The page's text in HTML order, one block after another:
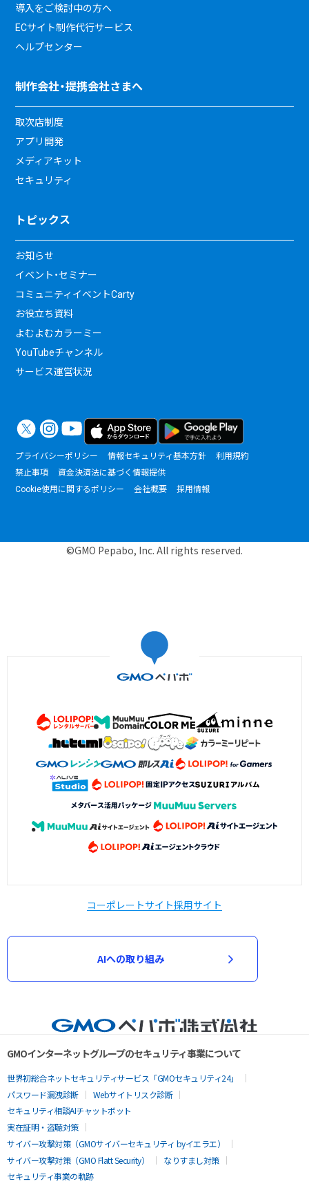
導入をご検討中の方へ
ECサイト制作代行サービス
ヘルプセンター
制作会社・提携会社さまへ
取次店制度
アプリ開発
メディアキット
セキュリティ
トピックス
お知らせ
イベント・セミナー
コミュニティイベントCarty
お役立ち資料
よむよむカラーミー
YouTubeチャンネル
サービス運営状況
プライバシーポリシー 情報セキュリティ基本方針
利用規約
禁止事項
資金決済法に基づく情報提供
Cookie使用に関するポリシー
会社概要 採用情報
©GMO Pepabo, Inc. All rights reserved.
コーポレートサイト採用サイト
AIへの取り組み
GMOインターネットグループのセキュリティ事業について
世界初総合ネットセキュリティサービス「GMOセキュリティ24」
パスワード漏洩診断
Webサイトリスク診断
セキュリティ相談AIチャットボット
実在証明・盗聴対策
サイバー攻撃対策（GMOサイバーセキュリティ byイエラエ）
サイバー攻撃対策（GMO Flatt Security）
なりすまし対策
セキュリティ事業の軌跡